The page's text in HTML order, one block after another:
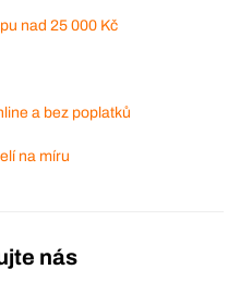
nad 25 000 Kč
a bez poplatků
na míru
nás